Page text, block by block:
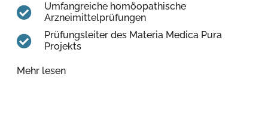
Umfangreiche homöopathische
Arzneimittelprüfungen
Prüfungsleiter des Materia Medica Pura
Projekts
Mehr lesen